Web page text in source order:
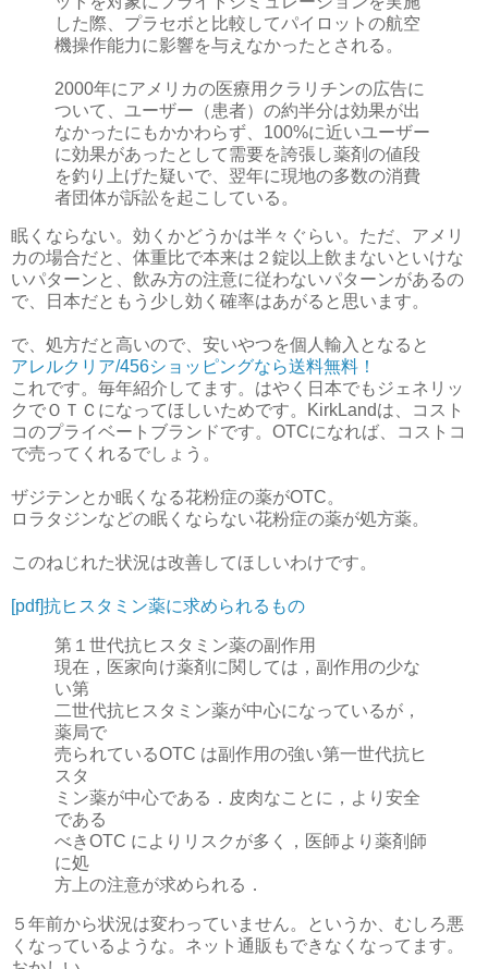
した際、プラセボと比較してパイロットの航空
機操作能力に影響を与えなかったとされる。
2000年にアメリカの医療用クラリチンの広告に
ついて、ユーザー（患者）の約半分は効果が出
なかったにもかかわらず、100%に近いユーザー
に効果があったとして需要を誇張し薬剤の値段
を釣り上げた疑いで、翌年に現地の多数の消費
者団体が訴訟を起こしている。
眠くならない。効くかどうかは半々ぐらい。ただ、アメリ
カの場合だと、体重比で本来は２錠以上飲まないといけな
いパターンと、飲み方の注意に従わないパターンがあるの
で、日本だともう少し効く確率はあがると思います。
で、処方だと高いので、安いやつを個人輸入となると
アレルクリア/456ショッピングなら送料無料！
これです。毎年紹介してます。はやく日本でもジェネリッ
クでＯＴＣになってほしいためです。KirkLandは、コスト
コのプライベートブランドです。OTCになれば、コストコ
で売ってくれるでしょう。
ザジテンとか眠くなる花粉症の薬がOTC。
ロラタジンなどの眠くならない花粉症の薬が処方薬。
このねじれた状況は改善してほしいわけです。
[pdf]抗ヒスタミン薬に求められるもの
第１世代抗ヒスタミン薬の副作用
現在，医家向け薬剤に関しては，副作用の少な
い第
二世代抗ヒスタミン薬が中心になっているが，
薬局で
売られているOTC は副作用の強い第一世代抗ヒ
スタ
ミン薬が中心である．皮肉なことに，より安全
である
べきOTC によりリスクが多く，医師より薬剤師
に処
方上の注意が求められる．
５年前から状況は変わっていません。というか、むしろ悪
くなっているような。ネット通販もできなくなってます。